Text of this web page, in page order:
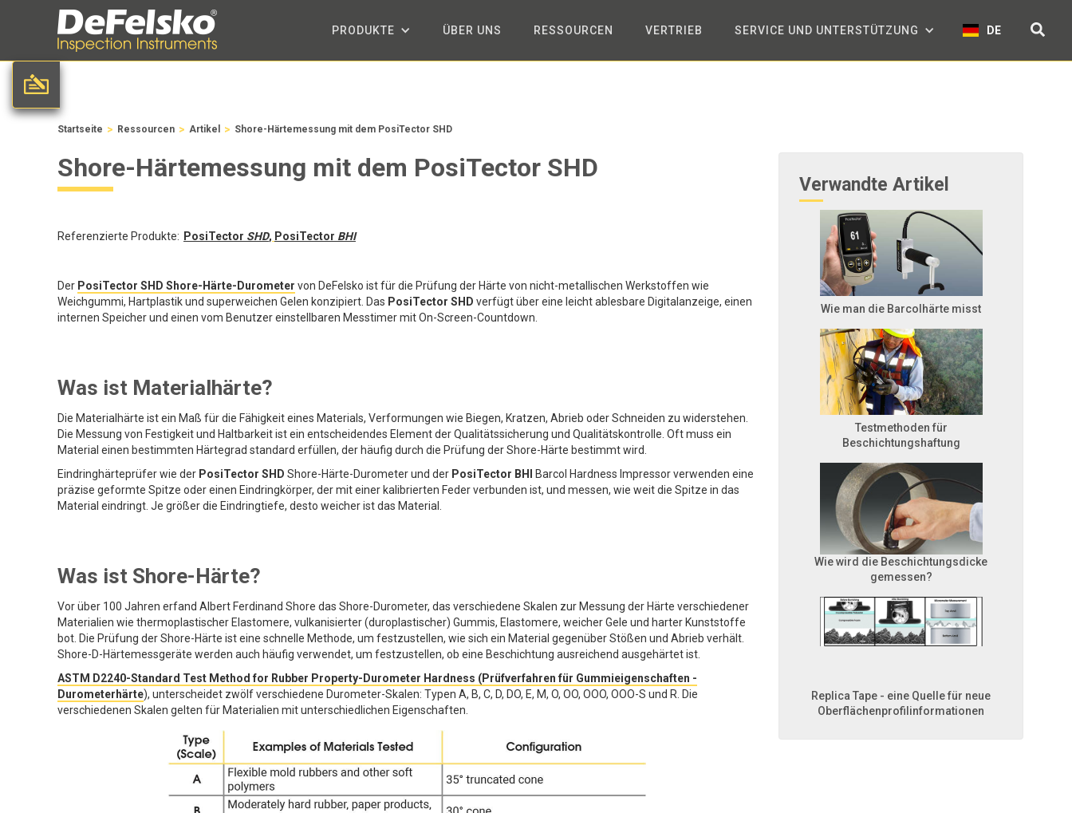
PRODUKTE ÜBER UNS RESSOURCEN VERTRIEB SERVICE UND UNTERSTÜTZUNG DE
Startseite > Ressourcen > Artikel > Shore-Härtemessung mit dem PosiTector SHD
Shore-Härtemessung mit dem PosiTector SHD
Referenzierte Produkte: PosiTector SHD, PosiTector BHI
Der PosiTector SHD Shore-Härte-Durometer von DeFelsko ist für die Prüfung der Härte von nicht-metallischen Werkstoffen wie
Weichgummi, Hartplastik und superweichen Gelen konzipiert. Das PosiTector SHD verfügt über eine leicht ablesbare Digitalanzeige, einen
internen Speicher und einen vom Benutzer einstellbaren Messtimer mit On-Screen-Countdown.
Was ist Materialhärte?
Die Materialhärte ist ein Maß für die Fähigkeit eines Materials, Verformungen wie Biegen, Kratzen, Abrieb oder Schneiden zu widerstehen.
Die Messung von Festigkeit und Haltbarkeit ist ein entscheidendes Element der Qualitätssicherung und Qualitätskontrolle. Oft muss ein
Material einen bestimmten Härtegrad standard erfüllen, der häufig durch die Prüfung der Shore-Härte bestimmt wird.
Eindringhärteprüfer wie der PosiTector SHD Shore-Härte-Durometer und der PosiTector BHI
Barcol Hardness Impressor verwenden eine
präzise geformte Spitze oder einen Eindringkörper, der mit einer kalibrierten Feder verbunden ist, und messen, wie weit die Spitze in das
Material eindringt. Je größer die Eindringtiefe, desto weicher ist das Material.
Was ist Shore-Härte?
Vor über 100 Jahren erfand Albert Ferdinand Shore das Shore-Durometer, das verschiedene Skalen zur Messung der Härte verschiedener
Materialien wie thermoplastischer Elastomere, vulkanisierter (duroplastischer) Gummis, Elastomere, weicher Gele und harter Kunststoffe
bot. Die Prüfung der Shore-Härte ist eine schnelle Methode, um festzustellen, wie sich ein Material gegenüber Stößen und Abrieb verhält.
Shore-D-Härtemessgeräte werden auch häufig verwendet, um festzustellen, ob eine Beschichtung ausreichend ausgehärtet ist.
ASTM D2240-Standard Test Method for Rubber Property-Durometer Hardness (Prüfverfahren für Gummieigenschaften -
Durometerhärte), unterscheidet zwölf verschiedene Durometer-Skalen: Typen A, B, C, D, DO, E, M, O, OO, OOO, OOO-S und R. Die
verschiedenen Skalen gelten für Materialien mit unterschiedlichen Eigenschaften.
Verwandte Artikel
Wie man die Barcolhärte misst
Testmethoden für
Beschichtungshaftung
Wie wird die Beschichtungsdicke
gemessen?
Replica Tape - eine Quelle für neue
Oberflächenprofilinformationen